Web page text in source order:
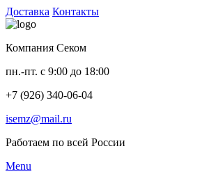
Доставка Контакты
Компания Секом
пн.-пт. с 9:00 до 18:00
+7 (926) 340-06-04
isemz@mail.ru
Работаем по всей России
Menu